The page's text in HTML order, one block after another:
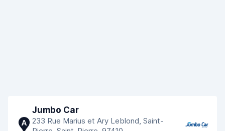
A
Jumbo Car
233 Rue Marius et Ary Leblond, Saint-